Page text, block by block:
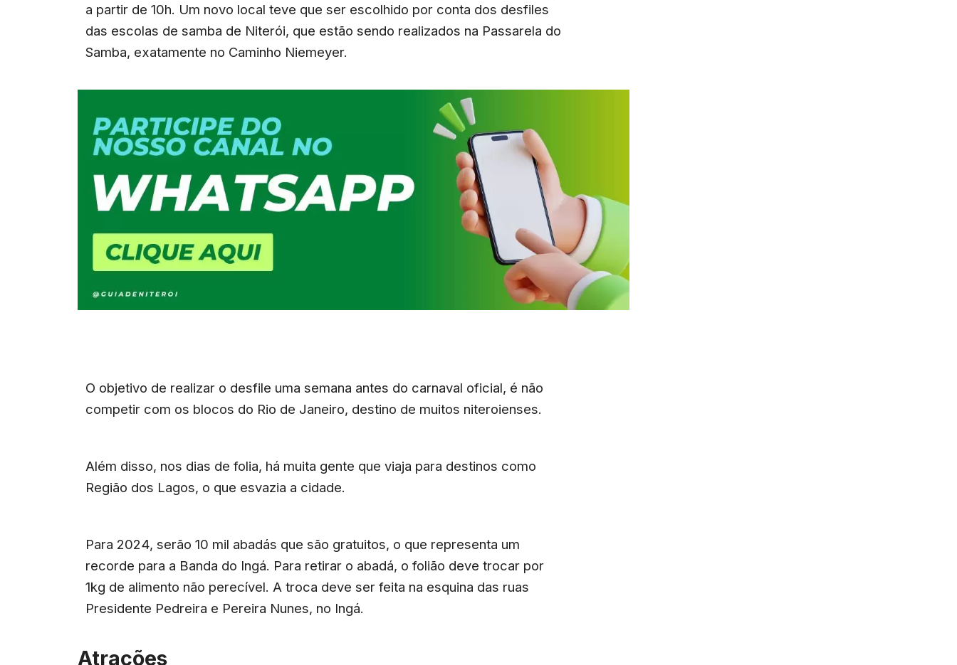
a partir de 10h. Um novo local teve que ser escolhido por conta dos desfiles
das escolas de samba de Niterói, que estão sendo realizados na Passarela do
Samba, exatamente no Caminho Niemeyer.
O objetivo de realizar o desfile uma semana antes do carnaval oficial, é não
competir com os blocos do Rio de Janeiro, destino de muitos niteroienses.
Além disso, nos dias de folia, há muita gente que viaja para destinos como
Região dos Lagos, o que esvazia a cidade.
Para 2024, serão 10 mil abadás que são gratuitos, o que representa um
recorde para a Banda do Ingá. Para retirar o abadá, o folião deve trocar por
1kg de alimento não perecível. A troca deve ser feita na esquina das ruas
Presidente Pedreira e Pereira Nunes, no Ingá.
Atrações